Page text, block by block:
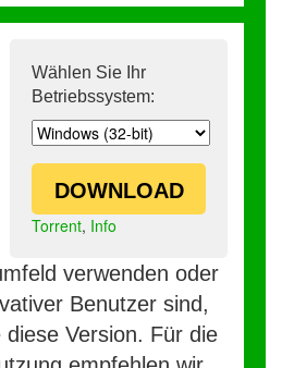
Wählen Sie Ihr
Betriebssystem:
DOWNLOAD
Torrent, Info
verwenden oder
Benutzer sind,
Version. Für die